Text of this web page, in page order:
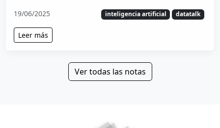
19/06/2025 inteligencia artificial datatalk
Leer más
Ver todas las notas